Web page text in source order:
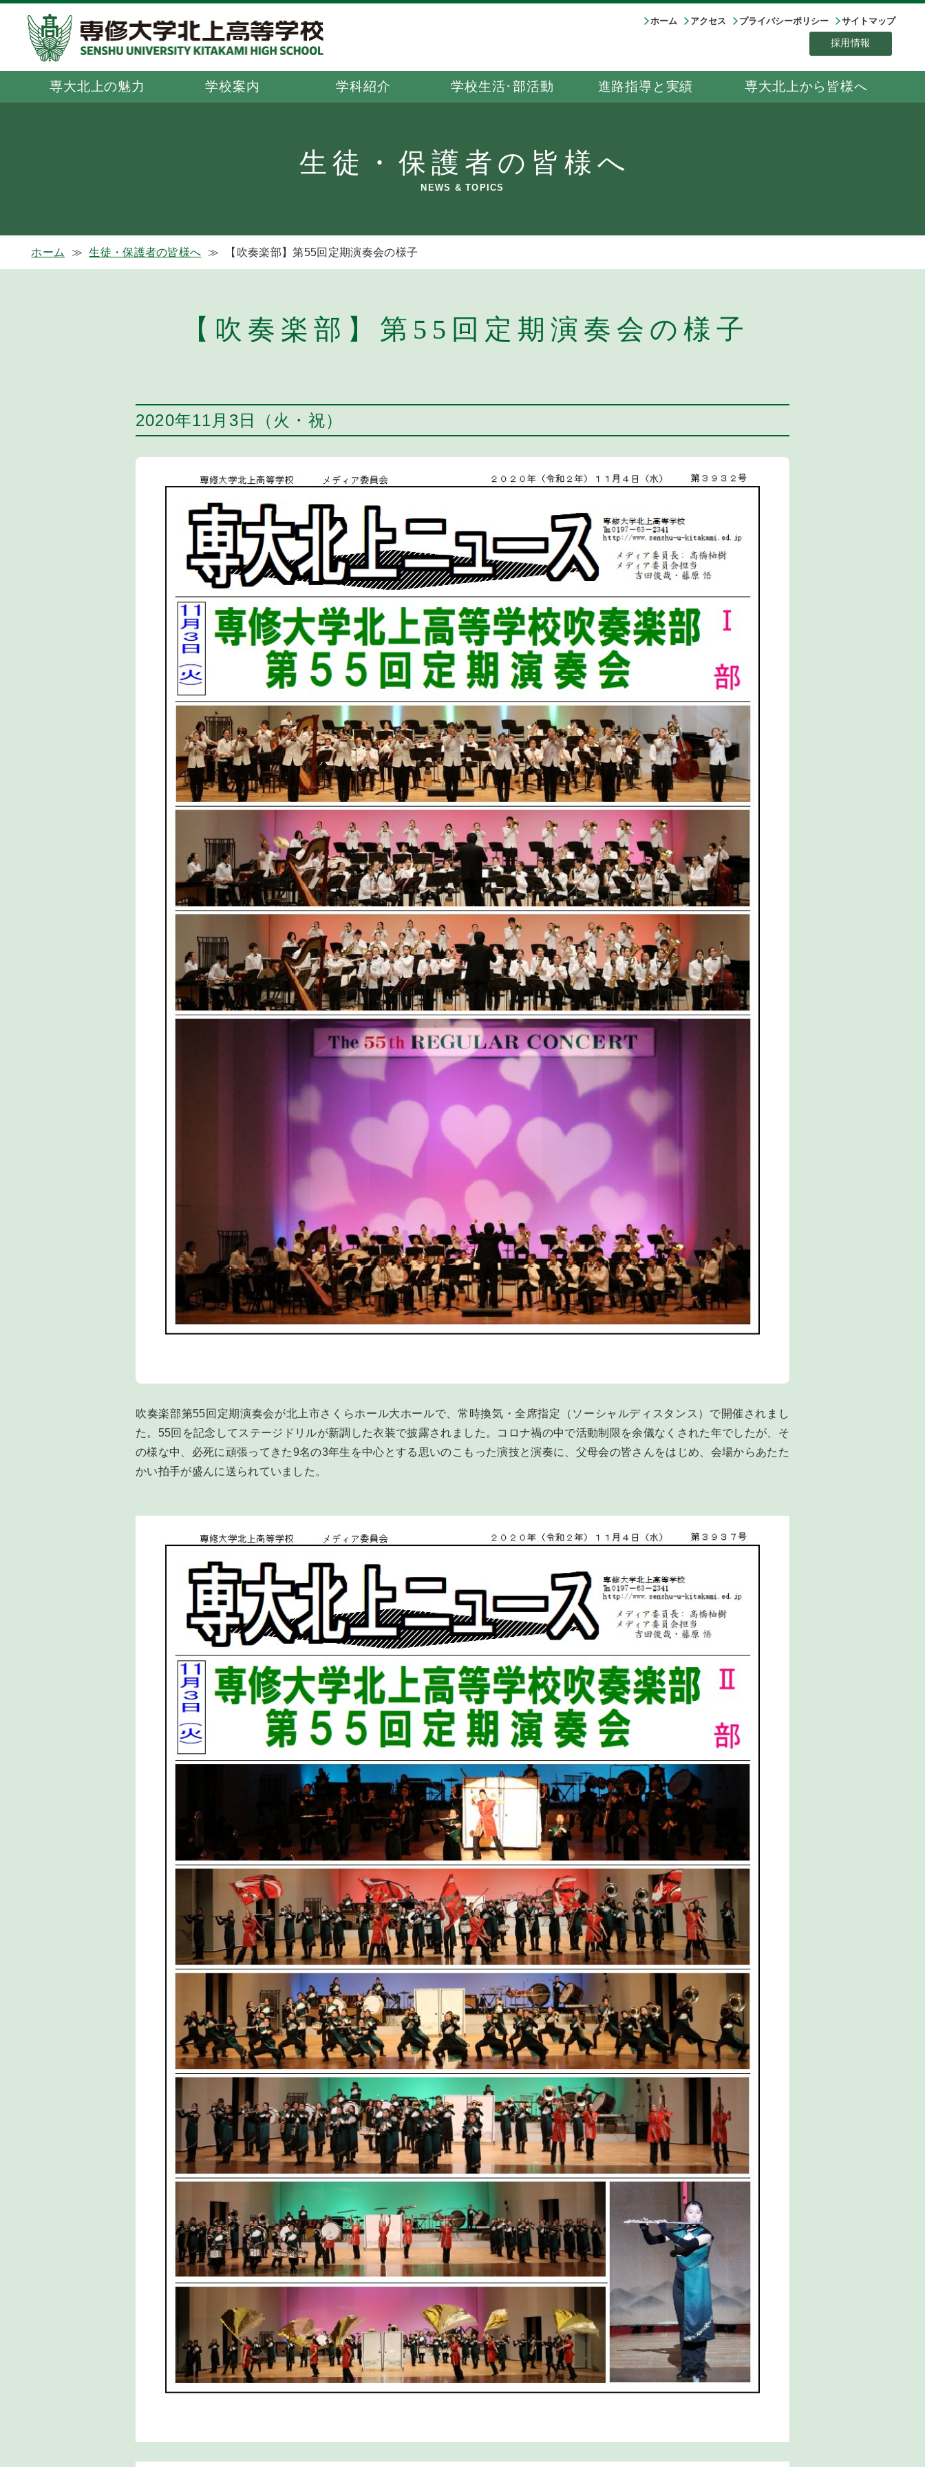
ホーム アクセス プライバシーポリシー サイトマップ
採用情報
専大北上の魅力 学校案内 学科紹介 学校生活･部活動 進路指導と実績 専大北上から皆様へ
生徒・保護者の皆様へ
NEWS & TOPICS
ホーム ≫ 生徒・保護者の皆様へ ≫ 【吹奏楽部】第55回定期演奏会の様子
【吹奏楽部】第55回定期演奏会の様子
2020年11月3日（火・祝）
吹奏楽部第55回定期演奏会が北上市さくらホール大ホールで、常時換気・全席指定（ソーシャルディスタンス）で開催されまし
た。55回を記念してステージドリルが新調した衣装で披露されました。コロナ禍の中で活動制限を余儀なくされた年でしたが、そ
の様な中、必死に頑張ってきた9名の3年生を中心とする思いのこもった演技と演奏に、父母会の皆さんをはじめ、会場からあたた
かい拍手が盛んに送られていました。